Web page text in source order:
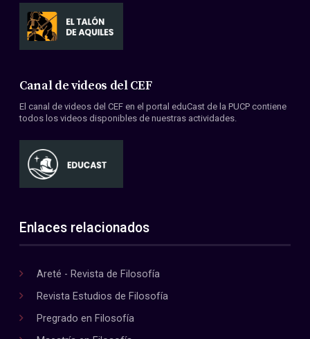
Canal de videos del CEF
El canal de videos del CEF en el portal eduCast de la PUCP contiene
todos los videos disponibles de nuestras actividades.
Enlaces relacionados
Areté - Revista de Filosofía
Revista Estudios de Filosofía
Pregrado en Filosofía